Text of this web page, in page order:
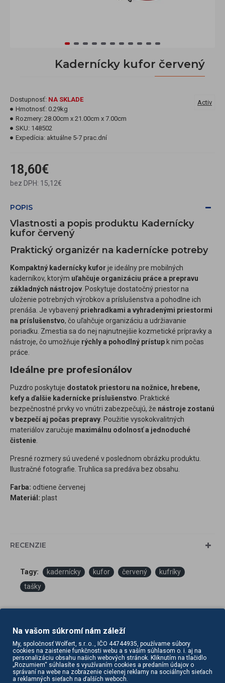
Kadernícky kufor červený
18,60€
bez DPH: 15,12€
Dostupnosť: NA SKLADE
Hmotnosť: 0.29kg
Rozmery: 28.00cm x 21.00cm x 7.00cm
SKU: 148502
Expedícia: aktuálne 5-7 prac.dní
Activ
POPIS
Vlastnosti a popis produktu Kadernícky
kufor červený
Praktický organizér na kadernícke potreby
Kompaktný kadernícky kufor je ideálny pre mobilných
kaderníkov, ktorým uľahčuje organizáciu práce a prepravu
základných nástrojov . Poskytuje dostatočný priestor na
uloženie potrebných výrobkov a príslušenstva a pohodlne ich
prenáša. Je vybavený priehradkami a vyhradenými priestormi
na príslušenstvo, čo uľahčuje organizáciu a udržiavanie
poriadku. Zmestia sa do nej najnutnejšie kozmetické prípravky a
nástroje, čo umožňuje rýchly a pohodlný prístup k nim počas
práce.
Ideálne pre profesionálov
Puzdro poskytuje dostatok priestoru na nožnice, hrebene,
kefy a ďalšie kadernícke príslušenstvo . Praktické
bezpečnostné prvky vo vnútri zabezpečujú, že nástroje zostanú
v bezpečí aj počas prepravy . Použitie vysokokvalitných
materiálov zaručuje maximálnu odolnosť a jednoduché
čistenie
Presné rozmery sú uvedené v poslednom obrázku produktu.
Ilustračné fotografie. Truhlica sa predáva bez obsahu.
Farba: odtiene červenej
Materiál: plast
RECENZIE
Tagy: kadernícky kufor červený
kufríky
tašky
PODOBNÉ PRODUKTY SÚVISIACE PRODUKTY
Na vašom súkromí nám záleží
My, spoločnosť Wolfert, s.r..o.., IČO 44744935, používame súbory
cookies na zaistenie funkčnosti webu a s vaším súhlasom o. i. aj na
personalizáciu obsahu našich webových stránok. Kliknutím na tlačidlo
„Rozumiem“ súhlasíte s využívaním cookies a predaním údajov o
správaní na webe na zobrazenie cielenej reklamy na sociálnych sieťach
a reklamných sieťach na ďalších weboch.